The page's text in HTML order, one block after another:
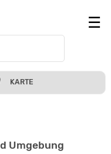
KARTE
Umgebung